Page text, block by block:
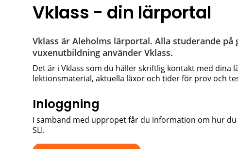
Vklass - din lärportal
Vklass är Aleholms lärportal. Alla studerande
vuxenutbildning använder Vklass.
Det är i Vklass som du håller skriftlig kontakt med dina
lektionsmaterial, aktuella läxor och tider för prov och
Inloggning
I samband med uppropet får du information om hur
SLI.